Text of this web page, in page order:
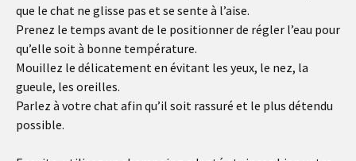
que le chat ne glisse pas et se sente à l’aise.
Prenez le temps avant de le positionner de régler l’eau pour
qu’elle soit à bonne température.
Mouillez le délicatement en évitant les yeux, le nez, la
gueule, les oreilles.
Parlez à votre chat afin qu’il soit rassuré et le plus détendu
possible.